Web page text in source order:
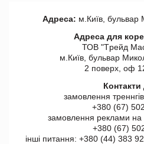
Адреса: м.Київ,
Адреса для
ТОВ "Tрейд
м.Київ, бульвар
2 поверх, оф
Контакти
замовлення
+380 (67)
замовлення реклами на
+380 (67)
інші питання: +380 (44) 383